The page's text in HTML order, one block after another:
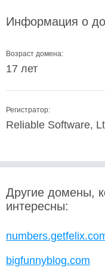
Информация о
Возраст домена:
17 лет
Регистратор:
Reliable Software,
Другие домены,
интересны:
bigfunnyblog.com